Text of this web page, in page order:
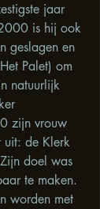
jaar
is hij ook
geslagen en
Palet) om
natuurlijk
zijn vrouw
de Klerk
doel was
te maken.
worden met